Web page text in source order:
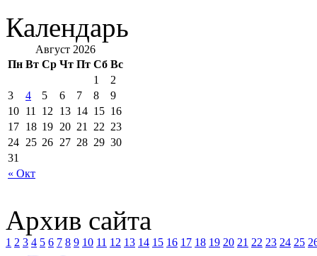
Календарь
Август 2026
Пн Вт Ср Чт Пт Сб Вс
« Окт
1
2
3
4 5 6 7 8
9
10 11 12 13 14 15 16
17 18 19 20 21 22 23
24 25 26 27 28 29 30
31
Архив сайта
1 2 3 4 5 6 7 8 9 10 11 12 13 14 15 16 17 18 19 20 21 22 23 24 25